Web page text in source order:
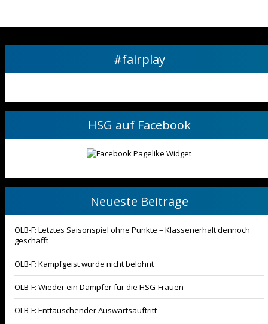
#fairplay
HSG auf Facebook
Neueste Beiträge
OLB-F: Letztes Saisonspiel ohne Punkte – Klassenerhalt dennoch
geschafft
OLB-F: Kampfgeist wurde nicht belohnt
OLB-F: Wieder ein Dämpfer für die HSG-Frauen
OLB-F: Enttäuschender Auswärtsauftritt